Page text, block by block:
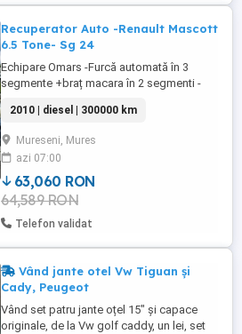
Recuperator Auto -Renault Mascott
6.5 Tone- Sg 24
Echipare Omars -Furcă automată în 3
segmente +braț macara în 2 segmenti -
cutie -Plăcuțe frâna față +spate schimbate
-Întinzătoare curele +role schimbate -
Geamuri electrice față -Oglinzi electrice -
Aer condiționat funcțional -7 locuri -
Tahograf inteligent ...
2010 | diesel | 300000 km
Mureseni, Mures
azi 07:00
63,060 RON
64,589 RON
Telefon validat
Vând jante otel Vw Tiguan și
Cady, Peugeot
Vând set patru jante oțel 15" și capace
originale, de la Vw golf caddy, un lei, set